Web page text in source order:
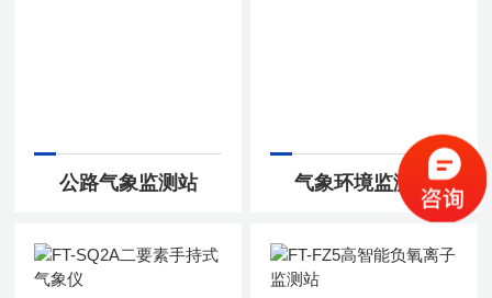
公路气象监测站 气象环境监测站